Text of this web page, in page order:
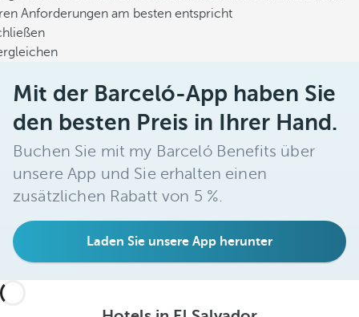
Anforderungen am besten entspricht
Mit der Barceló-App haben Sie
den besten Preis in Ihrer Hand.
Buchen Sie mit my Barceló Benefits über
unsere App und Sie erhalten einen
zusätzlichen Rabatt von 5 %.
Laden Sie unsere App herunter